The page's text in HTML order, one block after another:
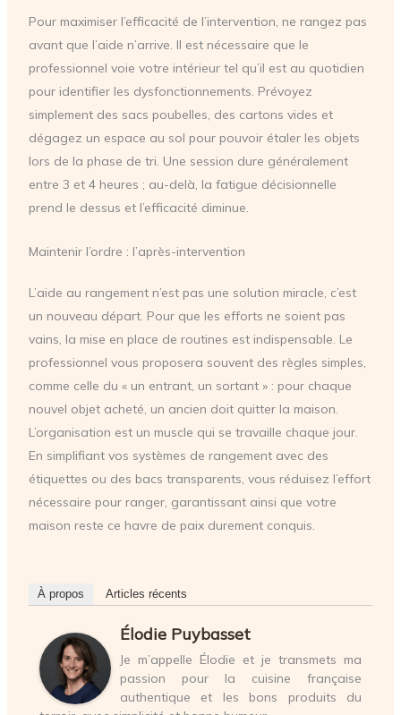
Pour maximiser l’efficacité de l’intervention, ne rangez pas
avant que l’aide n’arrive. Il est nécessaire que le
professionnel voie votre intérieur tel qu’il est au quotidien
pour identifier les dysfonctionnements. Prévoyez
simplement des sacs poubelles, des cartons vides et
dégagez un espace au sol pour pouvoir étaler les objets
lors de la phase de tri. Une session dure généralement
entre 3 et 4 heures ; au-delà, la fatigue décisionnelle
prend le dessus et l’efficacité diminue.
Maintenir l’ordre : l’après-intervention
L’aide au rangement n’est pas une solution miracle, c’est
un nouveau départ. Pour que les efforts ne soient pas
vains, la mise en place de routines est indispensable. Le
professionnel vous proposera souvent des règles simples,
comme celle du « un entrant, un sortant » : pour chaque
nouvel objet acheté, un ancien doit quitter la maison.
L’organisation est un muscle qui se travaille chaque jour.
En simplifiant vos systèmes de rangement avec des
étiquettes ou des bacs transparents, vous réduisez l’effort
nécessaire pour ranger, garantissant ainsi que votre
maison reste ce havre de paix durement conquis.
À propos Articles récents
Élodie Puybasset
Je m’appelle Élodie et je transmets ma
passion pour la cuisine française
authentique et les bons produits du